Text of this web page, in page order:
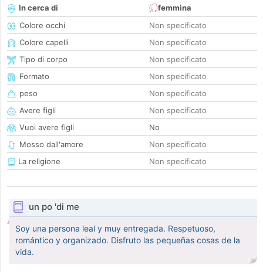
In cerca di
femmina
Colore occhi
Non specificato
Colore capelli
Non specificato
Tipo di corpo
Non specificato
Formato
Non specificato
peso
Non specificato
Avere figli
Non specificato
Vuoi avere figli
No
Mosso dall'amore
Non specificato
La religione
Non specificato
un po 'di me
Soy una persona leal y muy entregada. Respetuoso,
romántico y organizado. Disfruto las pequeñas cosas de la
vida.